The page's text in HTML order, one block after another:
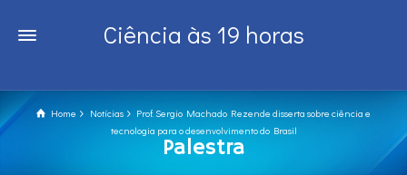
Ciência às 19 horas
Home Notícias
Prof. Sergio Machado Rezende disserta sobre ciência e
tecnologia para o desenvolvimento do Brasil
Palestra